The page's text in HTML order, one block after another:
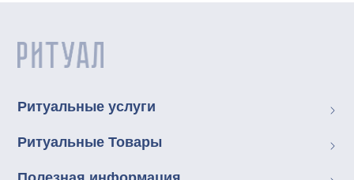
Ритуальные услуги
Ритуальные Товары